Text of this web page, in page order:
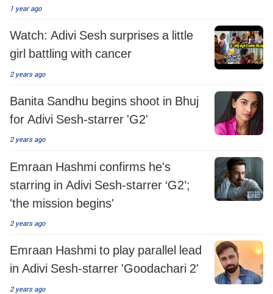
1 year ago
Watch: Adivi Sesh surprises a little
girl battling with cancer
2 years ago
Banita Sandhu begins shoot in Bhuj
for Adivi Sesh-starrer 'G2'
2 years ago
Emraan Hashmi confirms he's
starring in Adivi Sesh-starrer ‘G2’;
'the mission begins'
2 years ago
Emraan Hashmi to play parallel lead
in Adivi Sesh-starrer 'Goodachari 2'
2 years ago